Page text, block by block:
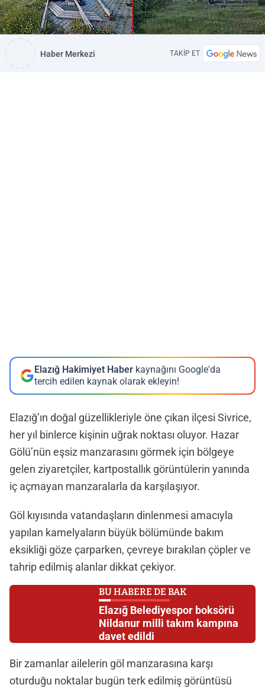
Haber Merkezi TAKİP ET
Elazığ Hakimiyet Haber kaynağını Google'da
tercih edilen kaynak olarak ekleyin!
Elazığ’ın doğal güzellikleriyle öne çıkan ilçesi Sivrice,
her yıl binlerce kişinin uğrak noktası oluyor. Hazar
Gölü’nün eşsiz manzarasını görmek için bölgeye
gelen ziyaretçiler, kartpostallık görüntülerin yanında
iç açmayan manzaralarla da karşılaşıyor.
Göl kıyısında vatandaşların dinlenmesi amacıyla
yapılan kamelyaların büyük bölümünde bakım
eksikliği göze çarparken, çevreye bırakılan çöpler ve
tahrip edilmiş alanlar dikkat çekiyor.
BU HABERE DE BAK
Elazığ Belediyespor boksörü
Nildanur milli takım kampına
davet edildi
Bir zamanlar ailelerin göl manzarasına karşı
oturduğu noktalar bugün terk edilmiş görüntüsü